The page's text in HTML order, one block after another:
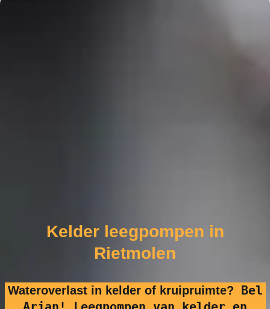
Kelder leegpompen in
Rietmolen
Wateroverlast in kelder of kruipruimte?
Bel